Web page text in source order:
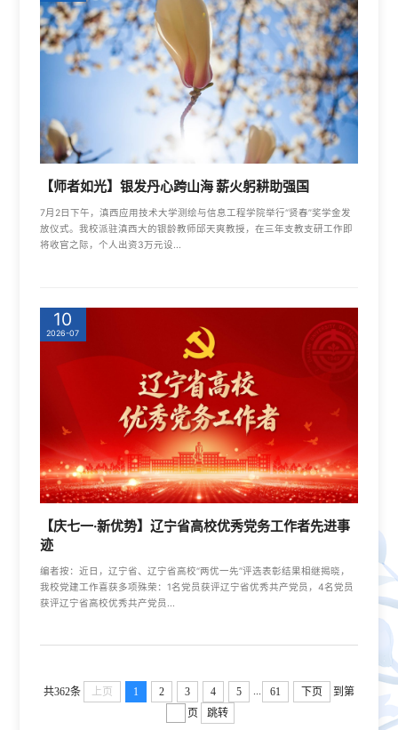
【师者如光】银发丹心跨山海 薪火躬耕助强国
7月2日下午，滇西应用技术大学测绘与信息工程学院举行“贤春”奖学金发
放仪式。我校派驻滇西大的银龄教师邱天爽教授，在三年支教支研工作即
将收官之际，个人出资3万元设...
10
2026-07
【庆七一·新优势】辽宁省高校优秀党务工作者先进事
迹
编者按：近日，辽宁省、辽宁省高校“两优一先”评选表彰结果相继揭晓，
我校党建工作喜获多项殊荣：1名党员获评辽宁省优秀共产党员，4名党员
获评辽宁省高校优秀共产党员...
共362条 上页 1 2 3 4 5 ... 61 下页
到第
页
跳转